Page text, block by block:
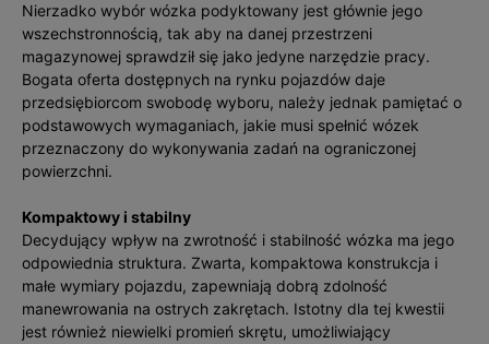
Nierzadko wybór wózka podyktowany jest głównie jego
wszechstronnością, tak aby na danej przestrzeni
magazynowej sprawdził się jako jedyne narzędzie pracy.
Bogata oferta dostępnych na rynku pojazdów daje
przedsiębiorcom swobodę wyboru, należy jednak pamiętać o
podstawowych wymaganiach, jakie musi spełnić wózek
przeznaczony do wykonywania zadań na ograniczonej
powierzchni.
Kompaktowy i stabilny
Decydujący wpływ na zwrotność i stabilność wózka ma jego
odpowiednia struktura. Zwarta, kompaktowa konstrukcja i
małe wymiary pojazdu, zapewniają dobrą zdolność
manewrowania na ostrych zakrętach. Istotny dla tej kwestii
jest również niewielki promień skrętu, umożliwiający